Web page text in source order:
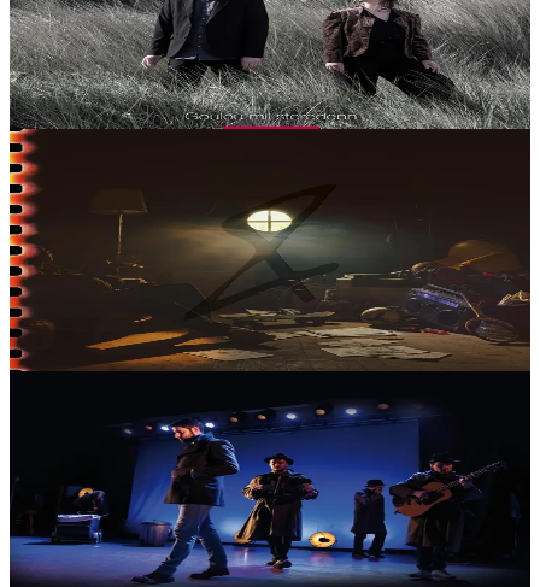
Après le succès viral de la chanson An hini karetañ, la chanteuse
Typhaine Corre et l’accordéoniste Tangi Le Gall-Carré présentent
leur premier album,...
En réapprovisionnement15,00 €
5 ans et plus
Épuisé
Paker prod
D’an Neb A Glevo
Après plusieurs singles et EP auto-produits, Plouz&Foen prépare
son premier album, D’an Neb A Glevo (« À bon entendeur »).
Mêlant rap breton, électro et...
En réapprovisionnement15,00 €
War hent Youenn Gwernig - Musique de la pièce de
théâtre d'Ar Vro Bagan
Une pièce écrite par Goulc’han Kervella à partir des textes de
Youenn Gwernig (chants, nouvelles, romans, poèmes), d’interviews,